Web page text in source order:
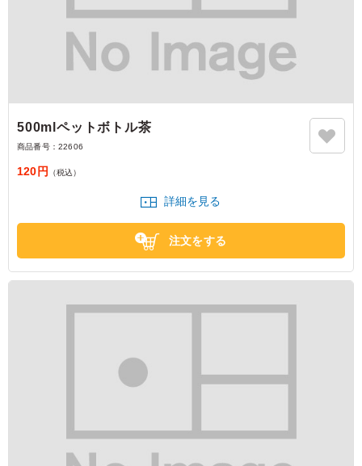
500mlペットボトル茶
商品番号： 22606
120円 （税込）
詳細を見る
注文をする